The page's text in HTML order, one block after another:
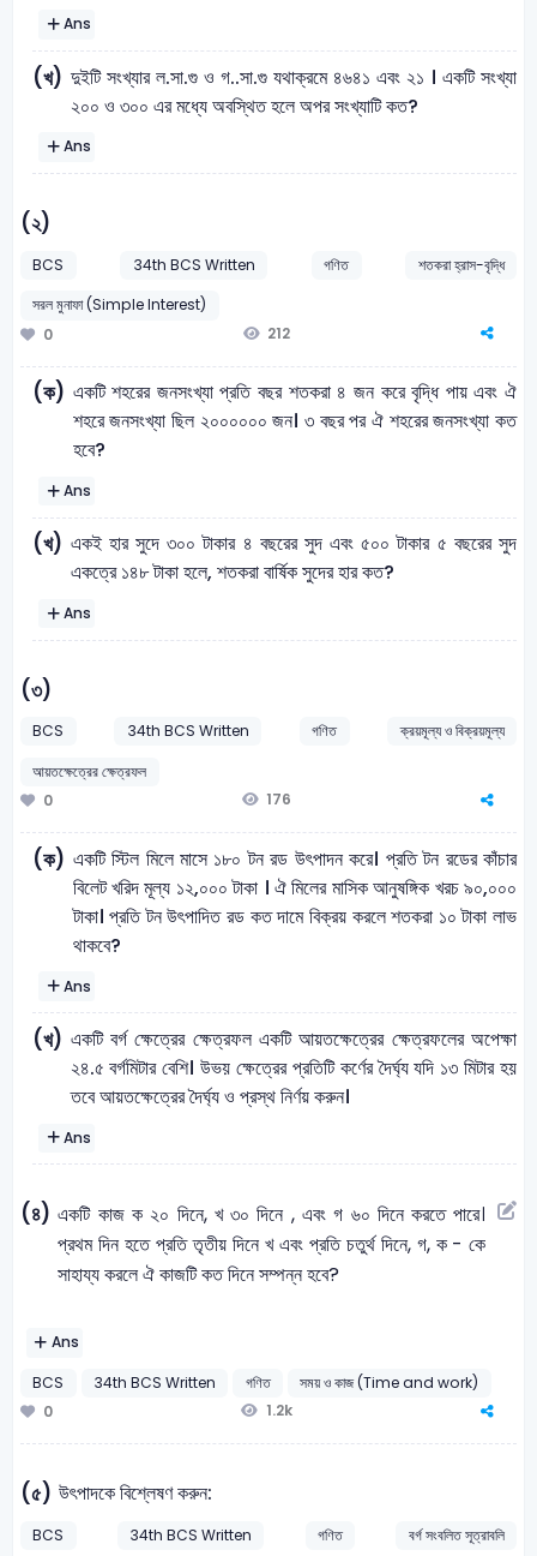
Ans
(খ) দুইটি সংখ্যার ল.সা.গু ও গ..সা.গু যথাক্রমে ৪৬৪১ এবং ২১ । একটি সংখ্যা
২০০ ও ৩০০ এর মধ্যে অবস্থিত হলে অপর সংখ্যাটি কত?
Ans
(২)
BCS 34th BCS Written গণিত
শতকরা হ্রাস-বৃদ্ধি
সরল মুনাফা (Simple Interest)
0
212
(ক) একটি শহরের জনসংখ্যা প্রতি বছর শতকরা ৪ জন করে বৃদ্ধি পায় এবং ঐ
শহরে জনসংখ্যা ছিল ২০০০০০০ জন। ৩ বছর পর ঐ শহরের জনসংখ্যা কত
হবে?
Ans
(খ) একই হার সুদে ৩০০ টাকার ৪ বছরের সুদ এবং ৫০০ টাকার ৫ বছরের সুদ
একত্রে ১৪৮ টাকা হলে, শতকরা বার্ষিক সুদের হার কত?
Ans
(৩)
BCS 34th BCS Written গণিত
ক্রয়মূল্য ও বিক্রয়মূল্য
আয়তক্ষেত্রের ক্ষেত্রফল
0
176
(ক) একটি স্টিল মিলে মাসে ১৮০ টন রড উৎপাদন করে। প্রতি টন রডের কাঁচার
বিলেট খরিদ মূল্য ১২,০০০ টাকা । ঐ মিলের মাসিক আনুষঙ্গিক খরচ ৯০,০০০
টাকা। প্রতি টন উৎপাদিত রড কত দামে বিক্রয় করলে শতকরা ১০ টাকা লাভ
থাকবে?
Ans
(খ) একটি বর্গ ক্ষেত্রের ক্ষেত্রফল একটি আয়তক্ষেত্রের ক্ষেত্রফলের অপেক্ষা
২৪.৫ বর্গমিটার বেশি। উভয় ক্ষেত্রের প্রতিটি কর্ণের দৈর্ঘ্য যদি ১৩ মিটার হয়
তবে আয়তক্ষেত্রের দৈর্ঘ্য ও প্রস্থ নির্ণয় করুন।
Ans
(৪) একটি কাজ ক ২০ দিনে, খ ৩০ দিনে , এবং গ ৬০ দিনে করতে পারে।
প্রথম দিন হতে প্রতি তৃতীয় দিনে খ এবং প্রতি চতুর্থ দিনে, গ, ক - কে
সাহায্য করলে ঐ কাজটি কত দিনে সম্পন্ন হবে?
Ans
BCS
34th BCS Written গণিত
সময় ও কাজ (Time and work)
0
1.2k
(৫) উৎপাদকে বিশ্লেষণ করুন:
BCS 34th BCS Written গণিত
বর্গ সংবলিত সূত্রাবলি